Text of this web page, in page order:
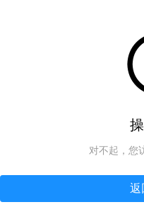
对不起，您
返